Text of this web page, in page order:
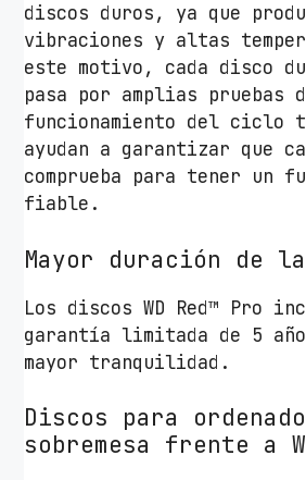
discos duros, ya que
vibraciones y altas
este motivo, cada disco
pasa por amplias pruebas
funcionamiento del ciclo
ayudan a garantizar que
comprueba para tener un
fiable.
Mayor duración de
Los discos WD Red™ Pro
garantía limitada de 5
mayor tranquilidad.
Discos para
sobremesa frente a